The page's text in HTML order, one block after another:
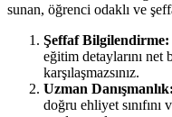
sunan, öğrenci odaklı ve
Şeffaf Bilgilendirme:
eğitim detaylarını net
karşılaşmazsınız.
Uzman Danışmanlık:
doğru ehliyet